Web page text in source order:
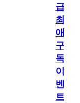
급!
최
애
구
독
이
벤
트